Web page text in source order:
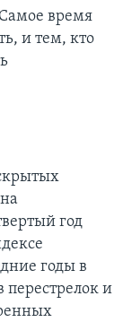
время
и тем, кто
год
годы в
перестрелок и